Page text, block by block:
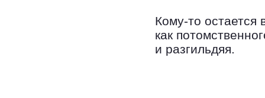
Кому-то остается
как
и разгильдяя.